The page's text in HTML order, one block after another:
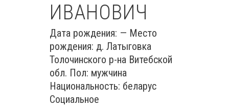
ИВАНОВИЧ
Дата рождения: — Место
рождения: д. Латыговка
Толочинского р-на Витебской
обл. Пол: мужчина
Национальность: беларус
Социальное